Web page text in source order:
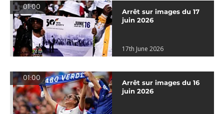
01:00
Arrêt sur images du 17
juin 2026
17th June 2026
01:00
Arrêt sur images du 16
juin 2026